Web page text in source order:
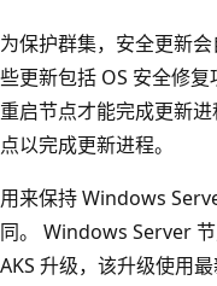
为保护群集，安全更新
些更新包括 OS 安全修
重启节点才能完成更新
点以完成更新进程。
用来保持 Windows
同。 Windows Server
AKS 升级，该升级使用